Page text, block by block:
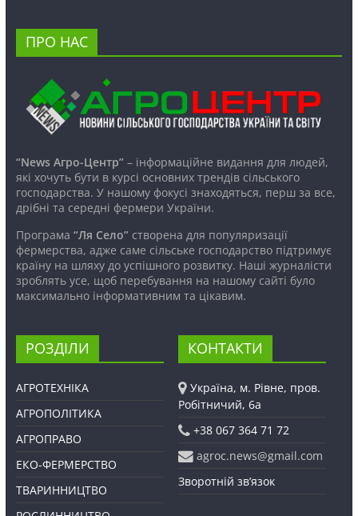
ПРО НАС
“News Агро-Центр”– інформаційне видання для людей,
які хочуть бути в курсі основних трендів сільського
господарства. У нашому фокусі знаходяться, перш за все,
дрібні та середні фермери України.
Програма “Ля Село”створена для популяризації
фермерства, адже саме сільське господарство підтримує
країну на шляху до успішного розвитку. Наші журналісти
зроблять усе, щоб перебування на нашому сайті було
максимально інформативним та цікавим.
РОЗДІЛИ
АГРОТЕХНІКА
АГРОПОЛІТИКА
АГРОПРАВО
ЕКО-ФЕРМЕРСТВО
ТВАРИННИЦТВО
КОНТАКТИ
Україна, м. Рівне, пров.
Робітничий, 6а
+38 067 364 71 72
agroc.news@gmail.com
Зворотній зв’язок